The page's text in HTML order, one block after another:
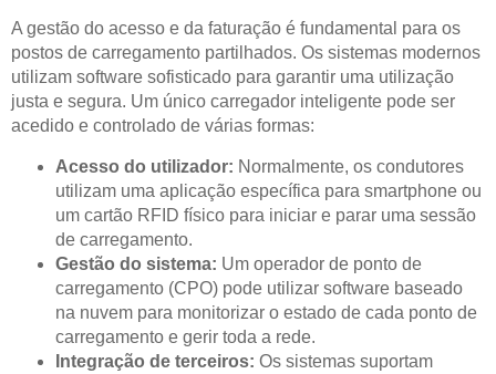
A gestão do acesso e da faturação é fundamental para os
postos de carregamento partilhados. Os sistemas modernos
utilizam software sofisticado para garantir uma utilização
justa e segura. Um único carregador inteligente pode ser
acedido e controlado de várias formas:
Acesso do utilizador: Normalmente, os condutores
utilizam uma aplicação específica para smartphone ou
um cartão RFID físico para iniciar e parar uma sessão
de carregamento.
Gestão do sistema: Um operador de ponto de
carregamento (CPO) pode utilizar software baseado
na nuvem para monitorizar o estado de cada ponto de
carregamento e gerir toda a rede.
Integração de terceiros: Os sistemas suportam